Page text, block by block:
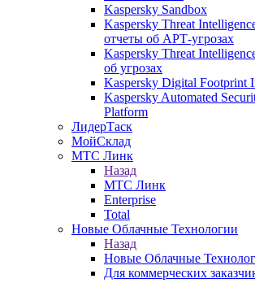
Kaspersky Sandbox
Kaspersky Threat
отчеты об АРТ-угрозах
Kaspersky Threat
об угрозах
Kaspersky Digital Footprint
Kaspersky Automated
Platform
ЛидерТаск
МойСклад
МТС Линк
Назад
МТС Линк
Enterprise
Total
Новые Облачные Технологии
Назад
Новые Облачные
Для коммерческих